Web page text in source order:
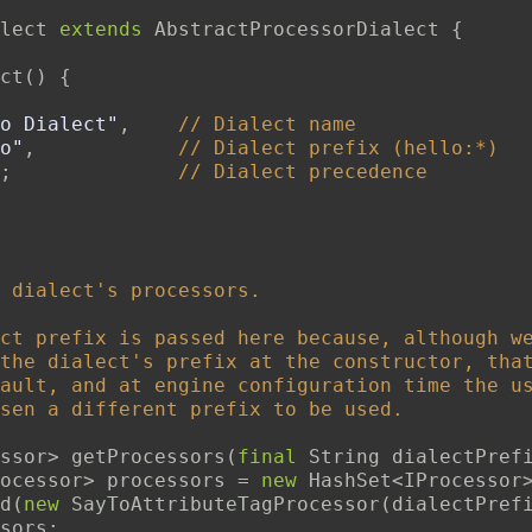
extends AbstractProcessorDialect {
( ) {
Dialect" ,
// Dialect name
,
// Dialect prefix (hello:*)
;
// Dialect precedence
processors.
prefix is passed here because, although
dialect's prefix at the constructor,
and at engine configuration time the
a different prefix to be used.
> getProcessors ( final
String
> processors = new HashSet<IProcessor
( new SayToAttributeTagProcessor (